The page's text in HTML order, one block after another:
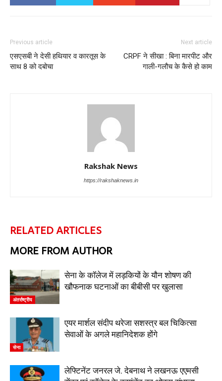
Previous article
एसएसबी ने देसी हथियार व कारतूस के
साथ 8 को दबोचा
Next article
CRPF ने सीखा : बिना मारपीट और
गाली-गलौच के कैसे हो काम
Rakshak News
https://rakshaknews.in
RELATED ARTICLES
MORE FROM AUTHOR
अंतर्राष्ट्रीय
सेना के कॉलेज में लड़कियों के यौन शोषण की
खौफनाक घटनाओं का बीबीसी पर खुलासा
सेना
एयर मार्शल संदीप थरेजा सशस्त्र बल चिकित्सा
सेवाओं के अगले महानिदेशक होंगे
लेफ्टिनेंट जनरल जे. देबनाथ ने लखनऊ एएमसी